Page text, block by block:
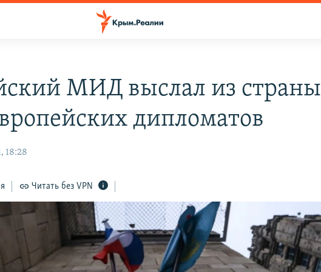
МИД выслал из страны
дипломатов
18:28
Читать без VPN